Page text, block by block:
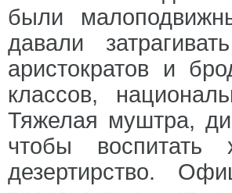
были
давали
аристократов и
классов,
Тяжелая муштра,
чтобы
дезертирство.